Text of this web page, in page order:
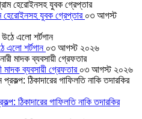
হেরোইনসহ যুবক গ্রেপ্তার ০৩ আগস্ট
এলো শর্টগান ০৩ আগস্ট ২০২৬
মাদক ব্যবসায়ী গ্রেফতার ০৩ আগস্ট ২০২৬
ঠিকাদারের গাফিলতি নাকি তদারকির